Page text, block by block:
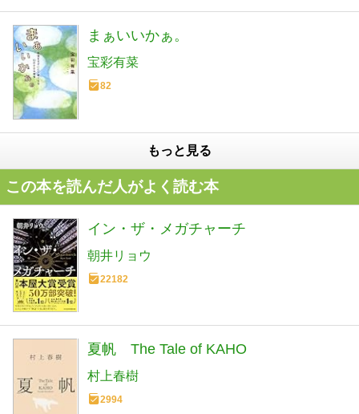
まぁいいかぁ。
宝彩有菜
82
もっと見る
この本を読んだ人がよく読む本
イン・ザ・メガチャーチ
朝井リョウ
22182
夏帆 The Tale of KAHO
村上春樹
2994